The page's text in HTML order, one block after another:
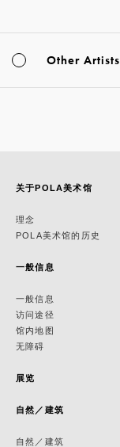
Other Artists
关于POLA美术馆
理念
POLA美术馆的历史
一般信息
一般信息
访问途径
馆内地图
无障碍
展览
自然／建筑
自然／建筑